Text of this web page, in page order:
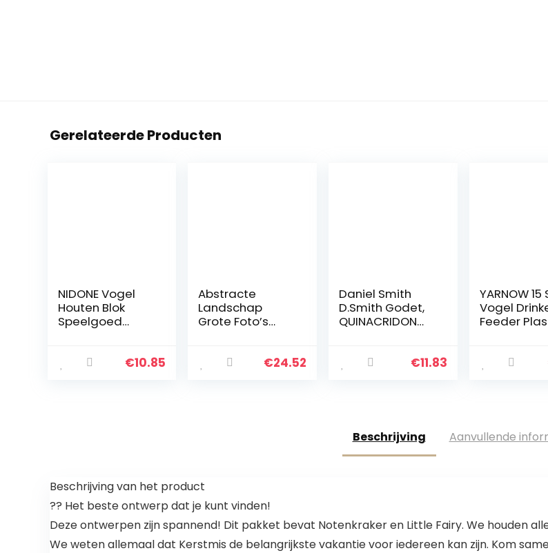
Gerelateerde Producten
NIDONE Vogel
Houten Blok
Speelgoed
Training
€10.85
Abstracte
Landschap
Grote Foto’s
Canvas Maan
€24.52
Daniel Smith
D.Smith Godet,
QUINACRIDON
€11.83
YARNOW 15
Vogel
Feeder
Waterer
Beschrijving Aanvullende
Beschrijving van het product
?? Het beste ontwerp dat je kunt vinden!
Deze ontwerpen zijn spannend! Dit pakket bevat Notenkraker en Little Fairy. We houden
We weten allemaal dat Kerstmis de belangrijkste vakantie voor iedereen kan zijn. Kom